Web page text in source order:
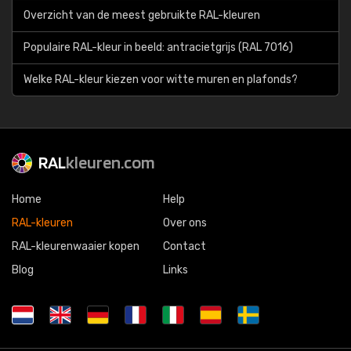
Overzicht van de meest gebruikte RAL-kleuren
Populaire RAL-kleur in beeld: antracietgrijs (RAL 7016)
Welke RAL-kleur kiezen voor witte muren en plafonds?
RALkleuren.com
Home
RAL-kleuren
RAL-kleurenwaaier kopen
Blog
Help
Over ons
Contact
Links